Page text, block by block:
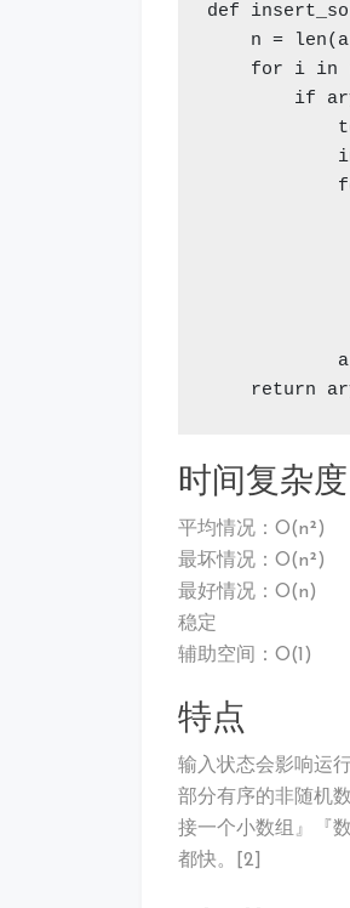
def
n =
for i in
if
return
时间复杂
平均情况：O(n²)
最坏情况：O(n²)
最好情况：O(n)
稳定
辅助空间：O(1)
特点
输入状态会影响运
部分有序的非随机
接一个小数组』『
都快。[2]